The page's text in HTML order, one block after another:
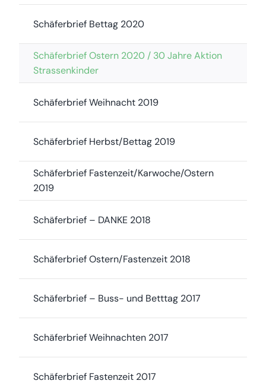
Schäferbrief Bettag 2020
Schäferbrief Ostern 2020 / 30 Jahre Aktion
Strassenkinder
Schäferbrief Weihnacht 2019
Schäferbrief Herbst/Bettag 2019
Schäferbrief Fastenzeit/Karwoche/Ostern
2019
Schäferbrief – DANKE 2018
Schäferbrief Ostern/Fastenzeit 2018
Schäferbrief – Buss- und Betttag 2017
Schäferbrief Weihnachten 2017
Schäferbrief Fastenzeit 2017